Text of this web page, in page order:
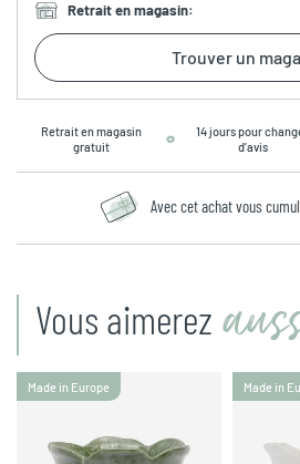
Retrait en magasin:
Trouver un
Retrait en magasin
gratuit
14 jours pour
d’avis
Avec cet achat vous
Vous aimerez
Made in Europe Made in